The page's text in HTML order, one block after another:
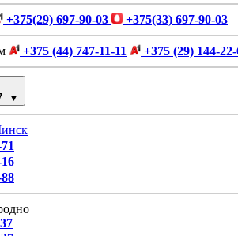
+375(29) 697-90-03 +375(33) 697-90-03
+375 (44) 747-11-11 +375 (29) 144-
▼